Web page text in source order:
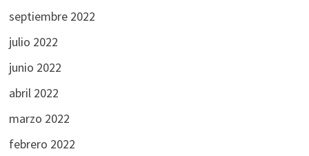
septiembre 2022
julio 2022
junio 2022
abril 2022
marzo 2022
febrero 2022